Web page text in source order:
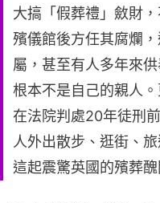
大搞「假葬禮」斂財
殯儀館後方任其腐爛
屬，甚至有人多年來
根本不是自己的親人
在法院判處20年徒刑
人外出散步、逛街、
這起震驚英國的殯葬